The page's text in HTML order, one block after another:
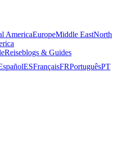
AmericaEuropeMiddle EastNorth
Reiseblogs & Guides
ESFrançaisFRPortuguêsPT